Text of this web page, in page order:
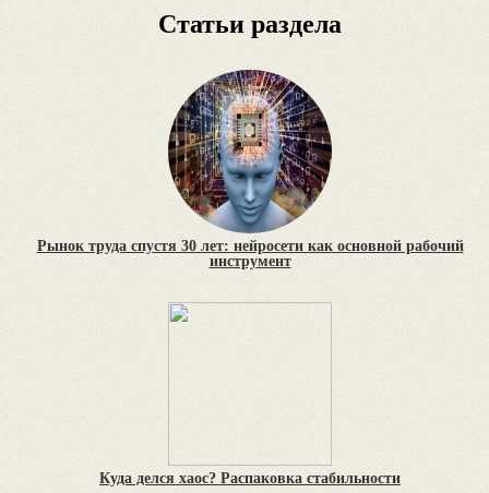
Статьи раздела
Рынок труда спустя 30 лет: нейросети как основной рабочий
инструмент
Куда делся хаос? Распаковка стабильности